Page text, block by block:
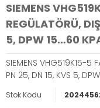
SIEMENS
REGÜLATÖRÜ,
5, DPW 15…60
SIEMENS VHG519K15-5
PN 25, DN 15, KVS 5,
Stok Kodu